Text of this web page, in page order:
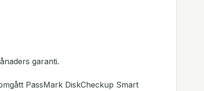
garanti.
PassMark DiskCheckup Smart